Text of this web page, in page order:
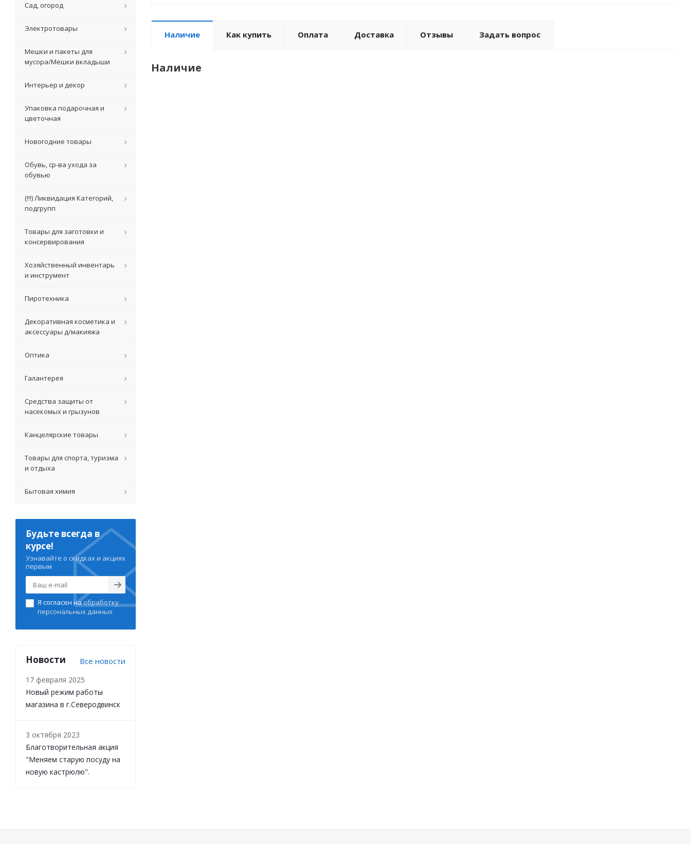
Наличие Как купить Оплата Доставка Отзывы Задать вопрос
Наличие
Сад, огород
Электротовары
Мешки и пакеты для
мусора/Мешки вкладыши
Интерьер и декор
Упаковка подарочная и
цветочная
Новогодние товары
Обувь, ср-ва ухода за
обувью
(!!!) Ликвидация Категорий,
подгрупп
Товары для заготовки и
консервирования
Хозяйственный инвентарь
и инструмент
Пиротехника
Декоративная косметика и
аксессуары д/макияжа
Оптика
Галантерея
Средства защиты от
насекомых и грызунов
Канцелярские товары
Товары для спорта, туризма
и отдыха
Бытовая химия
Будьте всегда в
курсе!
Узнавайте о скидках и акциях
первым
Я согласен наобработку
персональных данных
Новости Все новости
17 февраля 2025
Новый режим работы
магазина в г.Северодвинск
3 октября 2023
Благотворительная акция
"Меняем старую посуду на
новую кастрюлю".